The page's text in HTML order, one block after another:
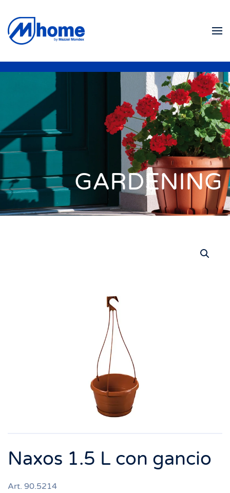
Skip to main content
GARDENING
Naxos 1.5 L con gancio
Art. 90.5214